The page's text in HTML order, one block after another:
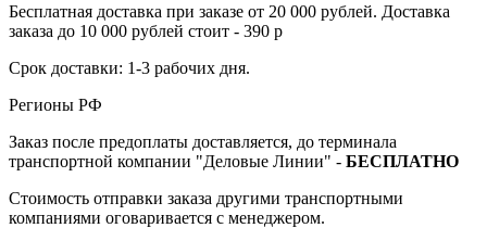
Бесплатная доставка при заказе от 20 000 рублей. Доставка
заказа до 10 000 рублей стоит - 390 р
Срок доставки: 1-3 рабочих дня.
Регионы РФ
Заказ после предоплаты доставляется, до терминала
транспортной компании "Деловые Линии" - БЕСПЛАТНО
Стоимость отправки заказа другими транспортными
компаниями оговаривается с менеджером.